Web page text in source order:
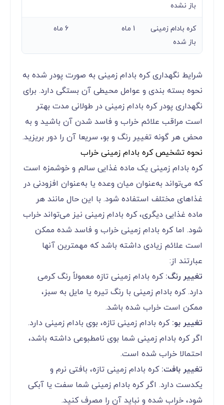
باز نشده
کره بادام زمینی
باز شده
1 ماه 6 ماه
شرایط نگهداری کره بادام زمینی به صورت پودر شده به
نحوه بسته بندی و عوامل محیطی آن بستگی دارد. برای
نگهداری پودر کره بادام زمینی در طولانی مدت بهتر
است مراقب علائم خراب و فاسد شدن آن باشید و به
محض هر گونه تغییر رنگ و بو، سریعا آن را دور بریزید.
نحوه تشخیص کره بادام زمینی خراب
کره بادام زمینی یک ماده غذایی سالم و خوشمزه است
که می‌تواند به‌عنوان میان وعده یا به‌عنوان افزودنی در
غذاهای مختلف استفاده شود. با این حال مانند هر
ماده غذایی دیگری، کره بادام زمینی نیز می‌تواند خراب
شود. اما کره بادام زمینی خراب و فاسد شده ممکن
است علائم زیادی داشته باشد که مهمترین آنها
عبارتند از:
تغییر رنگ:کره بادام زمینی تازه معمولاً رنگ کرمی
دارد. کره بادام زمینی با رنگ تیره یا مایل به سبز،
ممکن است خراب شده باشد.
تغییر بو:کره بادام زمینی تازه، بوی بادام زمینی دارد.
اگر کره بادام زمینی شما بوی نامطبوعی داشته باشد،
احتمالا خراب شده است.
تغییر بافت:کره بادام زمینی تازه، بافتی نرم و
یکدست دارد. اگر کره بادام زمینی شما سفت یا آبکی
شود، خراب شده و نباید آن را مصرف کنید.